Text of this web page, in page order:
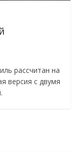
рассчитан на
версия с двумя